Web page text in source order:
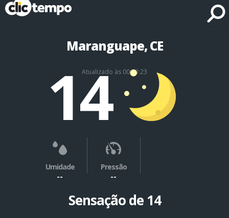
Maranguape, CE
Fonte: CLIMATEMPO METEOROLOGIA
Atualizado às 00:13:23
14
Umidade
--
Pressão
--
Sensação de 14